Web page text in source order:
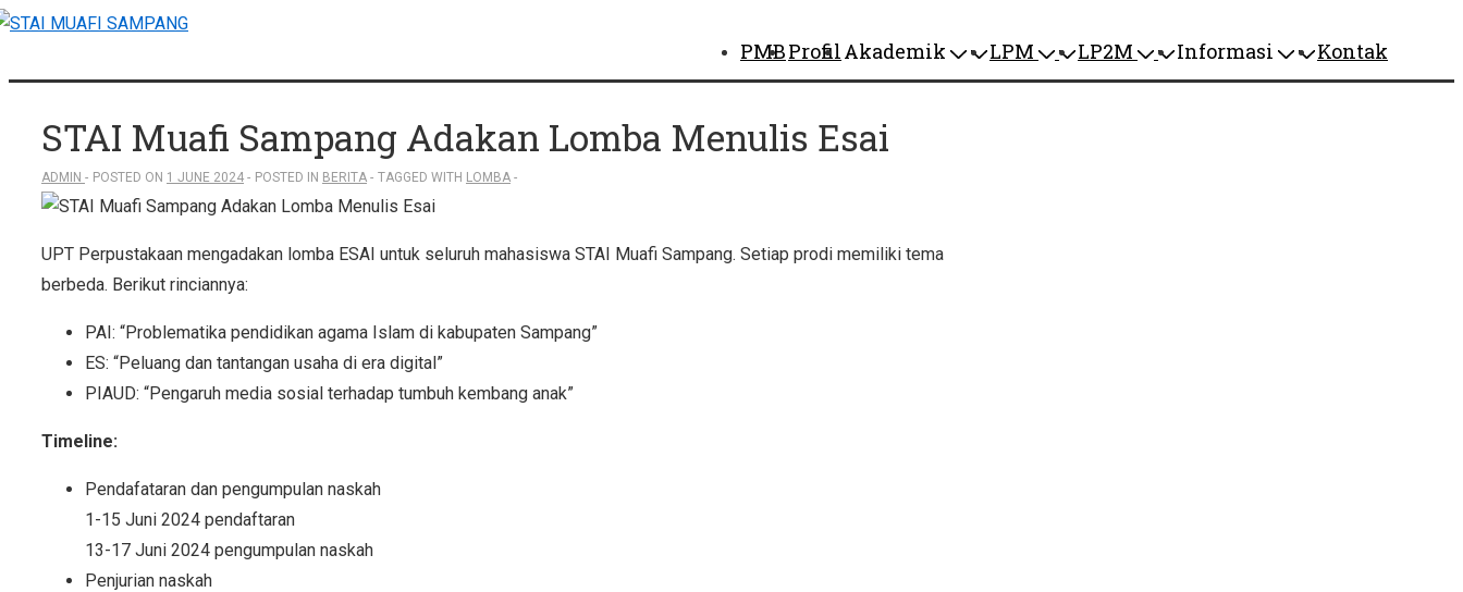
↓
to
Content
Navigation
PMBProfilAkademik LPM LP2M Informasi Kontak
STAI Muafi Sampang Adakan Lomba Menulis Esai
ADMIN POSTED ON 1 JUNE 2024 POSTED IN BERITA TAGGED WITH LOMBA
UPT Perpustakaan mengadakan lomba ESAI untuk seluruh mahasiswa STAI Muafi Sampang. Setiap prodi memiliki tema
berbeda. Berikut rinciannya:
PAI: “Problematika pendidikan agama Islam di kabupaten Sampang”
ES: “Peluang dan tantangan usaha di era digital”
PIAUD: “Pengaruh media sosial terhadap tumbuh kembang anak”
Timeline:
Pendafataran dan pengumpulan naskah
1-15 Juni 2024 pendaftaran
13-17 Juni 2024 pengumpulan naskah
Penjurian naskah